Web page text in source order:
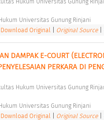
Universitas Gunung Rinjani
Download Original Original Source
DAMPAK E-COURT
PERKARA DI
Universitas Gunung Rinjani
Download Original Original Source